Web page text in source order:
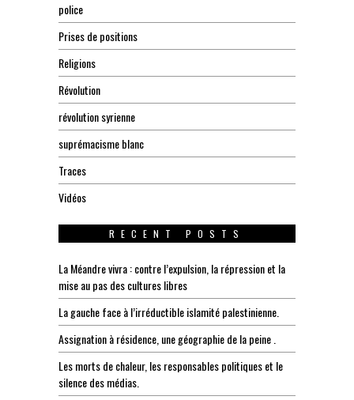
police
Prises de positions
Religions
Révolution
révolution syrienne
suprémacisme blanc
Traces
Vidéos
RECENT POSTS
La Méandre vivra : contre l’expulsion, la répression et la
mise au pas des cultures libres
La gauche face à l’irréductible islamité palestinienne.
Assignation à résidence, une géographie de la peine .
Les morts de chaleur, les responsables politiques et le
silence des médias.